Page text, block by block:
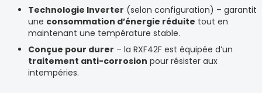
Technologie Inverter (selon configuration) – garantit
une consommation d’énergie réduite tout en
maintenant une température stable.
Conçue pour durer – la RXF42F est équipée d’un
traitement anti-corrosion pour résister aux
intempéries.